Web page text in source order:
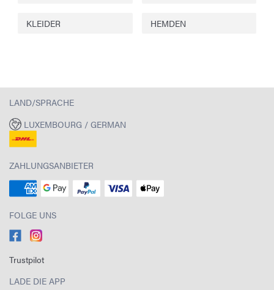
KLEIDER HEMDEN
LAND/SPRACHE
LUXEMBOURG / GERMAN
ZAHLUNGSANBIETER
FOLGE UNS
Trustpilot
LADE DIE APP